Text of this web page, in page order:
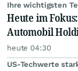
Ihre wichtigsten
Heute im
Automobil
heute 04:30
US-Techwerte